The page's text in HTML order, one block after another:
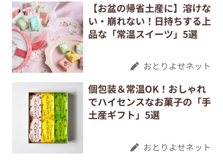
【お盆の帰省土産に】溶けな
い・崩れない！日持ちする上
品な「常温スイーツ」5選
おとりよせネット
個包装＆常温OK！おしゃれ
でハイセンスなお菓子の「手
土産ギフト」5選
おとりよせネット